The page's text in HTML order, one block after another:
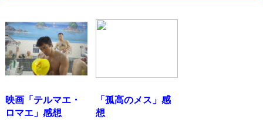
映画「テルマエ・
ロマエ」感想
「孤高のメス」感
想